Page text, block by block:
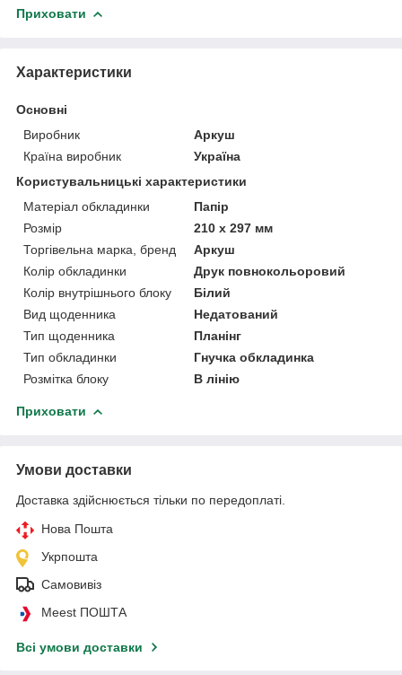
Приховати
Характеристики
Основні
Виробник
Аркуш
Країна виробник
Україна
Користувальницькі характеристики
Матеріал обкладинки
Папір
Розмір
210 х 297 мм
Торгівельна марка, бренд
Аркуш
Колір обкладинки
Друк повнокольоровий
Колір внутрішнього блоку
Білий
Вид щоденника
Недатований
Тип щоденника
Планінг
Тип обкладинки
Гнучка обкладинка
Розмітка блоку
В лінію
Приховати
Умови доставки
Доставка здійснюється тільки по передоплаті.
Нова Пошта
Укрпошта
Самовивіз
Meest ПОШТА
Всі умови доставки